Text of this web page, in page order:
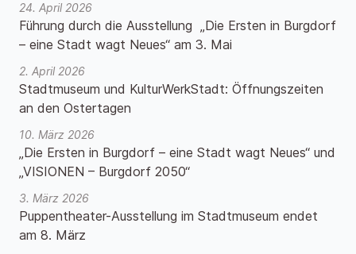
24. April 2026
Führung durch die Ausstellung „Die Ersten in Burgdorf
– eine Stadt wagt Neues“ am 3. Mai
2. April 2026
Stadtmuseum und KulturWerkStadt: Öffnungszeiten
an den Ostertagen
10. März 2026
„Die Ersten in Burgdorf – eine Stadt wagt Neues“ und
„VISIONEN – Burgdorf 2050“
3. März 2026
Puppentheater-Ausstellung im Stadtmuseum endet
am 8. März